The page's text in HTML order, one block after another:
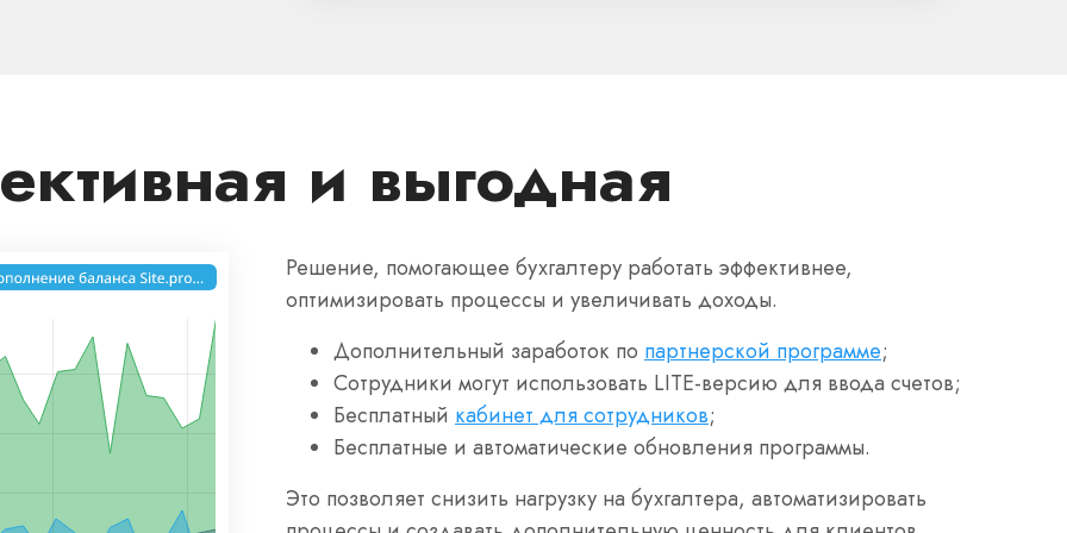
и выгодная
Решение, помогающее бухгалтеру работать эффективнее,
оптимизировать процессы и увеличивать доходы.
Дополнительный заработок по партнерской программе;
Сотрудники могут использовать LITE-версию для ввода счетов;
Бесплатный кабинет для сотрудников;
Бесплатные и автоматические обновления программы.
Это позволяет снизить нагрузку на бухгалтера, автоматизировать